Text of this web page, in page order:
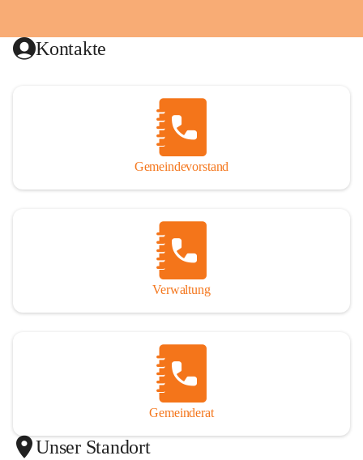
Kontakte
Gemeindevorstand
Verwaltung
Gemeinderat
Unser Standort